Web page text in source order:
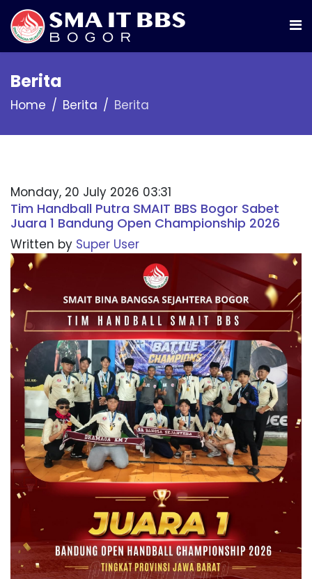
Berita
Home Berita Berita
Monday, 20 July 2026 03:31
Tim Handball Putra SMAIT BBS Bogor Sabet
Juara 1 Bandung Open Championship 2026
Written by Super User